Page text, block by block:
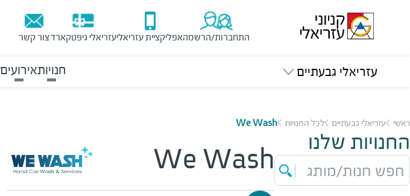
התחברות/הרשמהאפליקציית עזריאליעזריאלי גיפטקארדצור קשר
עזריאלי גבעתיים חנויותאירועים
ראשי עזריאלי גבעתיים לכל החנויות We Wash
החנויות שלנו
חפש חנות/מותג We Wash